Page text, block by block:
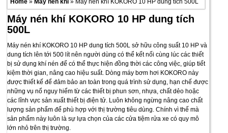
Home» Máy nén khí» Máy nén khí KOKORO 10 HP dung tích 500L
Máy nén khí KOKORO 10 HP dung tích
500L
Máy nén khí KOKORO 10 HP dung tích 500L sở hữu công suất 10 HP và
dung tích lên tới 500 lít nên người dùng có thể kết nối cùng lúc các thiết
bị sử dụng khí nén để có thể thực hiện đồng thời các công việc, giúp tiết
kiệm thời gian, nâng cao hiệu suất. Dòng máy bơm hơi KOKORO này
được thiết kế để đảm bảo an toàn trong quá trình sử dụng, hạn chế được
những vụ nổ nguy hiểm từ các thiết bị phun sơn, nhựa, chất dẻo hoặc
các lĩnh vực sản xuất thiết bị điện tử. Luôn không ngừng nâng cao chất
lượng sản phẩm để phù hợp với thị trường tiêu dùng. Chính vì thế mà
sản phẩm này luôn là sự lựa chọn của các cửa tiệm rửa xe có quy mô
lớn nhỏ trên thị trường.